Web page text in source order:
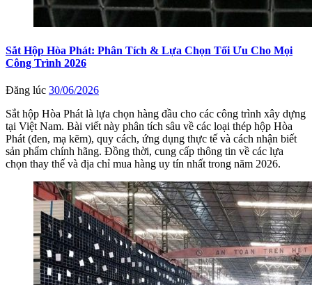
Sắt Hộp Hòa Phát: Phân Tích & Lựa Chọn Tối Ưu Cho Mọi
Công Trình 2026
Đăng lúc 30/06/2026
Sắt hộp Hòa Phát là lựa chọn hàng đầu cho các công trình xây dựng
tại Việt Nam. Bài viết này phân tích sâu về các loại thép hộp Hòa
Phát (đen, mạ kẽm), quy cách, ứng dụng thực tế và cách nhận biết
sản phẩm chính hãng. Đồng thời, cung cấp thông tin về các lựa
chọn thay thế và địa chỉ mua hàng uy tín nhất trong năm 2026.